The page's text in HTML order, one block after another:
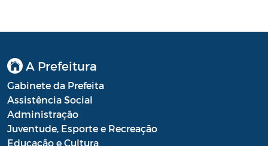
A Prefeitura
Gabinete da Prefeita
Assistência Social
Administração
Juventude, Esporte e Recreação
Educação e Cultura